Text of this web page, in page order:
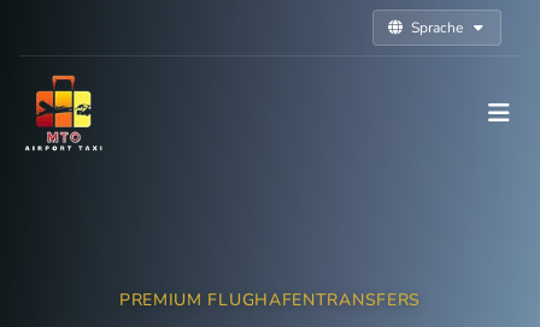
Sprache
PREMIUM FLUGHAFENTRANSFERS